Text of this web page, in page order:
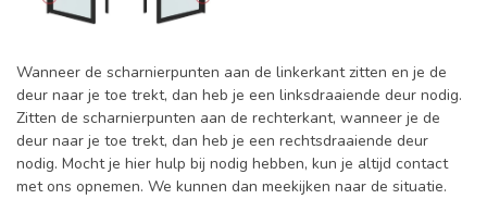
Wanneer de scharnierpunten aan de linkerkant zitten en je de
deur naar je toe trekt, dan heb je een linksdraaiende deur nodig.
Zitten de scharnierpunten aan de rechterkant, wanneer je de
deur naar je toe trekt, dan heb je een rechtsdraaiende deur
nodig. Mocht je hier hulp bij nodig hebben, kun je altijd contact
met ons opnemen. We kunnen dan meekijken naar de situatie.